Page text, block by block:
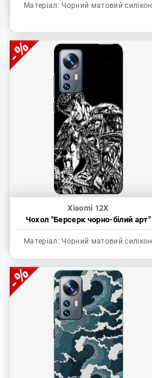
Матеріал: Чорний матовий силікон
Xiaomi 12X
Чохол "Берсерк чорно-білий арт"
Матеріал: Чорний матовий силікон